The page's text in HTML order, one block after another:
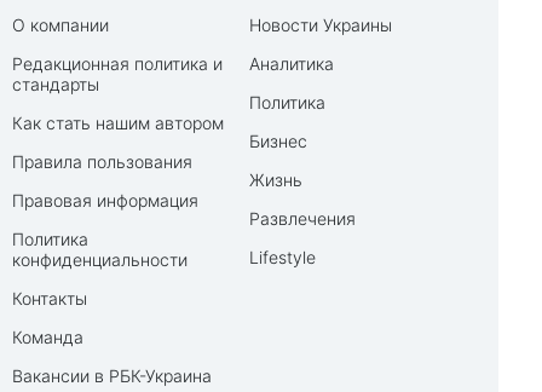
О компании
Редакционная политика и
стандарты
Как стать нашим автором
Правила пользования
Правовая информация
Политика
конфиденциальности
Контакты
Команда
Вакансии в РБК-Украина
Новости Украины
Аналитика
Политика
Бизнес
Жизнь
Развлечения
Lifestyle